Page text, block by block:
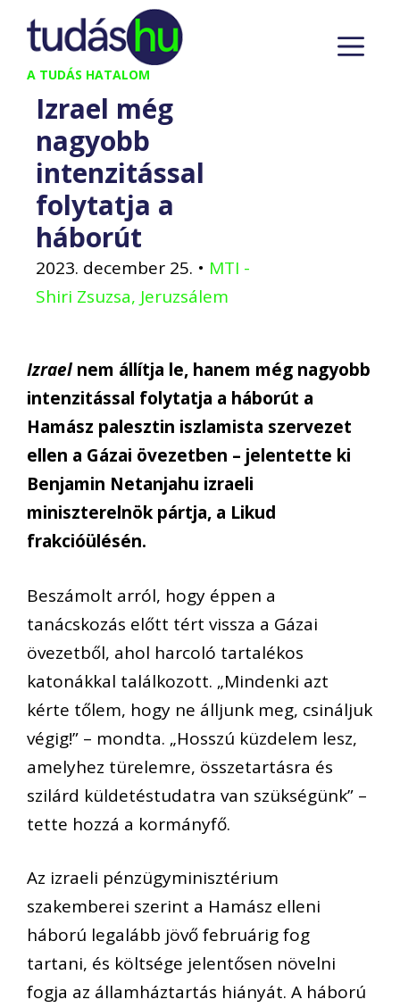
Kilépés
tartalomba
A TUDÁS HATALOM
Izrael még
nagyobb
intenzitással
folytatja a
háborút
2023. december 25. • MTI -
Shiri Zsuzsa, Jeruzsálem
Izraelnem állítja le, hanem még nagyobb
intenzitással folytatja a háborút a
Hamász palesztin iszlamista szervezet
ellen a Gázai övezetben – jelentette ki
Benjamin Netanjahu izraeli
miniszterelnök pártja, a Likud
frakcióülésén.
Beszámolt arról, hogy éppen a
tanácskozás előtt tért vissza a Gázai
övezetből, ahol harcoló tartalékos
katonákkal találkozott. „Mindenki azt
kérte tőlem, hogy ne álljunk meg, csináljuk
végig!” – mondta. „Hosszú küzdelem lesz,
amelyhez türelemre, összetartásra és
szilárd küldetéstudatra van szükségünk” –
tette hozzá a kormányfő.
Az izraeli pénzügyminisztérium
szakemberei szerint a Hamász elleni
háború legalább jövő februárig fog
tartani, és költsége jelentősen növelni
fogja az államháztartás hiányát. A háború